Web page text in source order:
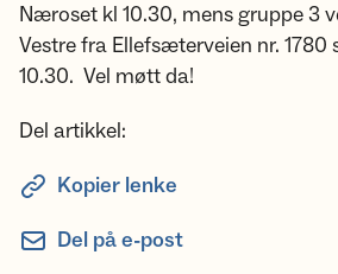
Næroset kl 10.30, mens gruppe 3
Vestre fra Ellefsæterveien nr. 1780
10.30. Vel møtt da!
Del artikkel:
Kopier lenke
Del på e-post